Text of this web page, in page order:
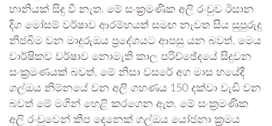
හානියක් සිදු වී නැත. මේ සංක්‍රමණික අලි රංචුව ඊසාන
දිග මෝසම් වර්ෂාව ආරම්භයත් සමඟ නැවත සිය සුපුරුදු
නිජබිම වන මාදුරුඔය ප්‍රදේශයට ආපසු යන බවත්, මෙය
වාර්ෂිකව වර්ෂාව නොමැති කාල පරිච්ඡේදයේ සිදුවන
සංක්‍රමණයක් බවත්, මේ නිසා වසරේ අග මාස හයේදී
ගල්ඔය නිම්නයේ වන අලි ගහණය 150 දක්වා වැඩි වන
බවත් මේ මගින් හෙළි කරගෙන ඇත. මේ සංක්‍රමණික
අලි රංචුවෙන් කීප දෙනෙක් ගල්ඔය යෝජනා ක්‍රමය